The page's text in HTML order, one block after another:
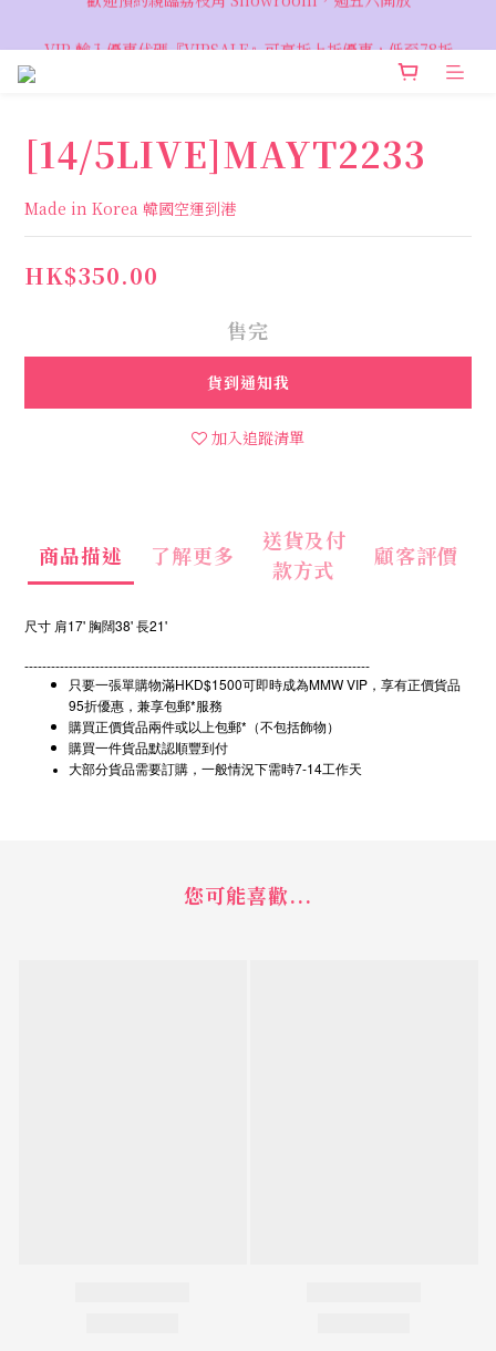
VIP 輸入優惠代碼『VIPSALE』可享折上折優惠，低至78折
[14/5LIVE]MAYT2233
Made in Korea 韓國空運到港
HK$350.00
售完
貨到通知我
加入追蹤清單
商品描述 了解更多
送貨及付
款方式
顧客評價
尺寸 肩17' 胸闊38' 長21'
------------------------------------------------------------------------------
只要一張單購物滿HKD$1500可即時成為MMW VIP，享有正價貨品
95折優惠，兼享包郵*服務
購買正價貨品兩件或以上包郵*（不包括飾物）
購買一件貨品默認順豐到付
大部分貨品需要訂購，一般情況下需時7-14工作天
您可能喜歡...